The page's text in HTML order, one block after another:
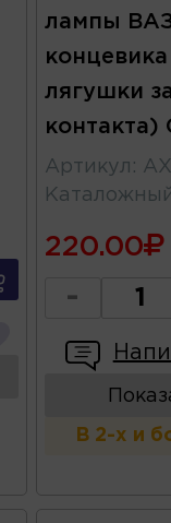
лампы
лягушки
контакта)
Артикул :
220.00
-
В 2-х и